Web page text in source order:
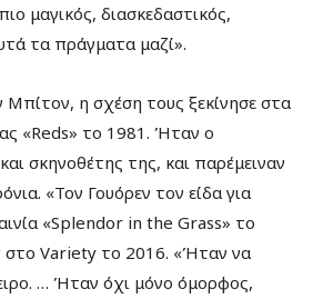
μαγικός, διασκεδαστικός,
τα πράγματα μαζί».
Μπίτον, η σχέση τους ξεκίνησε στα
«Reds» το 1981. Ήταν ο
σκηνοθέτης της, και παρέμειναν
«Τον Γουόρεν τον είδα για
«Splendor in the Grass» το
στο Variety το 2016. «Ήταν να
… Ήταν όχι μόνο όμορφος,